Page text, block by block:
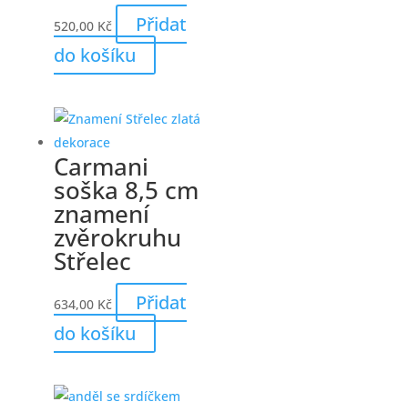
520,00 Kč
Přidat
do košíku
Carmani
soška 8,5 cm
znamení
zvěrokruhu
Střelec
634,00 Kč
Přidat
do košíku